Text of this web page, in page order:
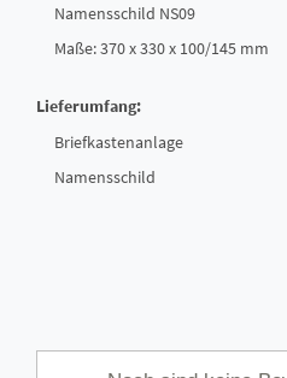
Namensschild NS09
Maße: 370 x 330 x 100/145 mm
Lieferumfang:
Briefkastenanlage
Namensschild